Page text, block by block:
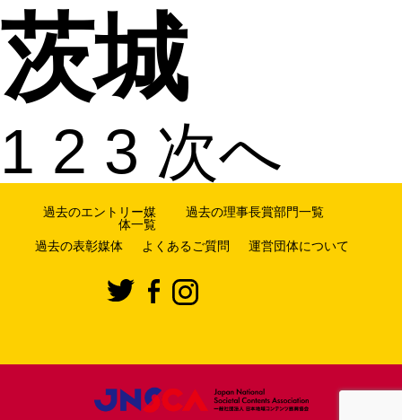
茨城
1 2 3 次へ
過去のエントリー媒
体一覧
過去の理事長賞部門一覧
過去の表彰媒体 よくあるご質問 運営団体について